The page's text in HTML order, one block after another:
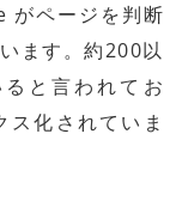
がページを判断
ます。約200以
と言われてお
ス化されていま